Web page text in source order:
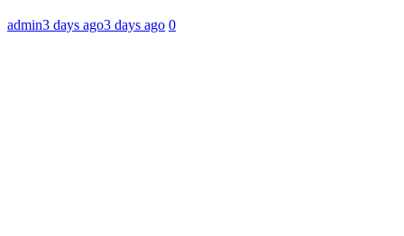
admin3 days ago3 days ago 0